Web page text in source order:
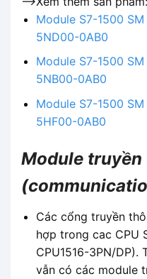
Module S7-1500
5ND00-0AB0
Module S7-1500
5NB00-0AB0
Module S7-1500
5HF00-0AB0
Module truyền
Các cổng truyền
hợp trong cac CPU
CPU1516-3PN/DP).
vẫn có các module